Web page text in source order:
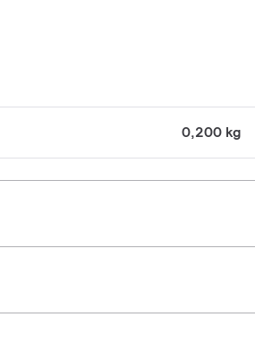
0,200 kg